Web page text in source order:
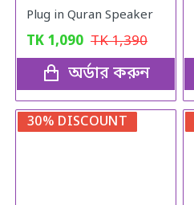
Plug in Quran Speaker
TK 1,090 TK1,390
অর্ডার করুন
30% DISCOUNT